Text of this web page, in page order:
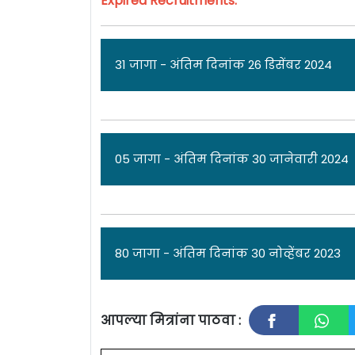
31 जागा - अंतिम दिनांक 26 डिसेंबर 2024
31 जागांसाठी पात्र उमेदवारांकडून अर्ज
26 डिसेंबर 2024 आहे. सविस्तर माहितीसाठी
एकूण: 31 जागा
NIV
05 जागा - अंतिम दिनांक 30 जानेवारी 2024
सहाय्य-II पदांच्या 05 जागांसाठी पात्र
जानेवारी 2024 आहे. सविस्तर माहितीसाठी
80 जागा - अंतिम दिनांक 30 नोव्हेंबर 2023
आपल्या मित्रांना पाठवा :